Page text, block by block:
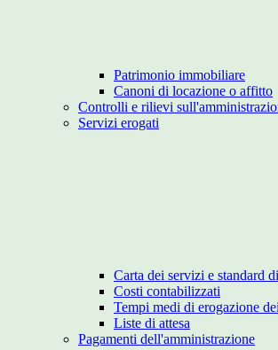
Patrimonio immobiliare
Canoni di locazione o affitto
Controlli e rilievi
Servizi erogati
Carta dei servizi e standard
Costi contabilizzati
Tempi medi di erogazione
Liste di attesa
Pagamenti dell'amministrazione